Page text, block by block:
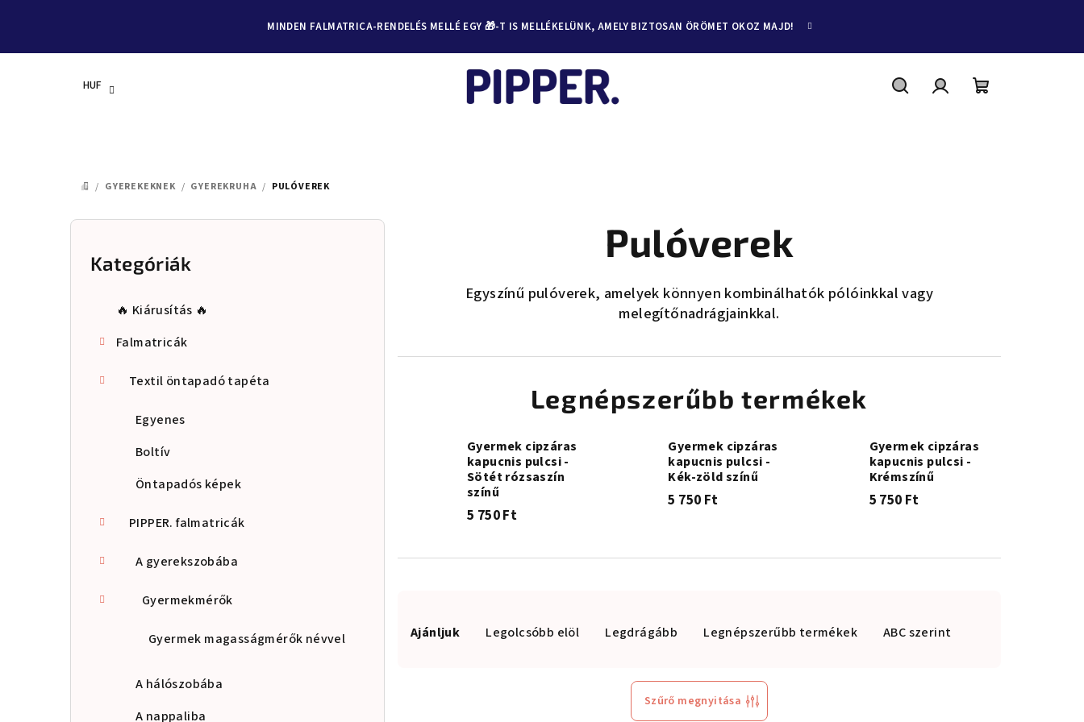
tartalomhoz
MINDEN FALMATRICA-RENDELÉS MELLÉ EGY 🎁-T IS MELLÉKELÜNK, AMELY BIZTOSAN ÖRÖMET OKOZ MAJD!
HUF
KEZDŐLAP
/ GYEREKEKNEK / GYEREKRUHA / PULÓVEREK
O
Kategóriák
átugrása
Kategóriák
🔥 Kiárusítás 🔥
Falmatricák
Textil öntapadó tapéta
Egyenes
Boltív
Öntapadós képek
PIPPER. falmatricák
A gyerekszobába
Gyermekmérők
Gyermek magasságmérők névvel
A hálószobába
A nappaliba
Pulóverek
Egyszínű pulóverek, amelyek könnyen kombinálhatók pólóinkkal vagy
melegítőnadrágjainkkal.
Legnépszerűbb termékek
Gyermek cipzáras
kapucnis pulcsi -
Sötét rózsaszín
színű
5 750 Ft
Gyermek cipzáras
kapucnis pulcsi -
Kék-zöld színű
5 750 Ft
Gyermek cipzáras
kapucnis pulcsi -
Krémszínű
5 750 Ft
eAjánljuk Legolcsóbb elöl Legdrágább Legnépszerűbb termékek ABC szerint
Szűrő megnyitása